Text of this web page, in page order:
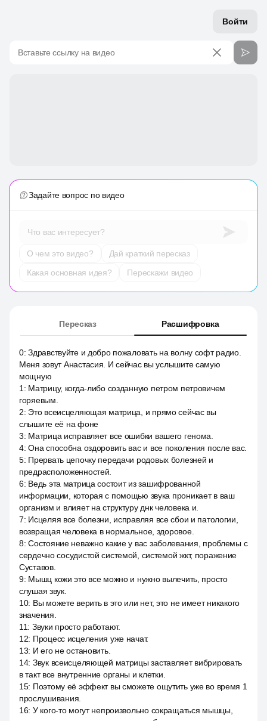
Войти
Вставьте ссылку на видео
Задайте вопрос по видео
Что вас интересует?
О чем это видео?
Дай краткий пересказ
Какая основная идея?
Перескажи видео
Пересказ Расшифровка
0:Здравствуйте и добро пожаловать на волну софт радио.
Меня зовут Анастасия. И сейчас вы услышите самую
мощную
1 : Матрицу, когда-либо созданную петром петровичем
горяевым.
2: Это всеисцеляющая матрица, и прямо сейчас вы
слышите её на фоне
3: Матрица исправляет все ошибки вашего генома.
4:Она способна оздоровить вас и все поколения после вас.
5: Прервать цепочку передачи родовых болезней и
предрасположенностей.
6: Ведь эта матрица состоит из зашифрованной
информации, которая с помощью звука проникает в ваш
организм и влияет на структуру днк человека и.
7: Исцеляя все болезни, исправляя все сбои и патологии,
возвращая человека в нормальное, здоровое.
8:Состояние неважно какие у вас заболевания, проблемы с
сердечно сосудистой системой, системой жкт, поражение
Суставов.
9: Мышц кожи это все можно и нужно вылечить, просто
слушая звук.
10: Вы можете верить в это или нет, это не имеет никакого
значения.
11: Звуки просто работают.
12: Процесс исцеления уже начат.
13: И его не остановить.
14: Звук всеисцеляющей матрицы заставляет вибрировать
в такт все внутренние органы и клетки.
15: Поэтому её эффект вы сможете ощутить уже во время 1
прослушивания.
16: У кого-то могут непроизвольно сокращаться мышцы,